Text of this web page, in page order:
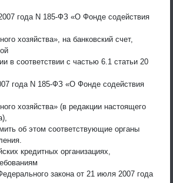
года N 185-ФЗ «О Фонде содействия
хозяйства», на банковский счет,
в соответствии с частью 6.1 статьи 20
года N 185-ФЗ «О Фонде содействия
хозяйства» (в редакции настоящего
об этом соответствующие органы
кредитных организациях,
закона от 21 июля 2007 года